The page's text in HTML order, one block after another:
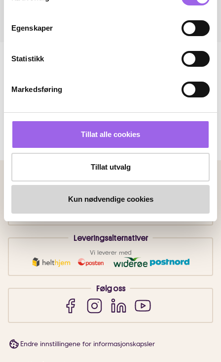
Egenskaper
Statistikk
Markedsføring
Tillat alle cookies
Tillat utvalg
Kun nødvendige cookies
Leveringsalternativer
Vi leverer med
Følg oss
Endre innstillingene for informasjonskapsler